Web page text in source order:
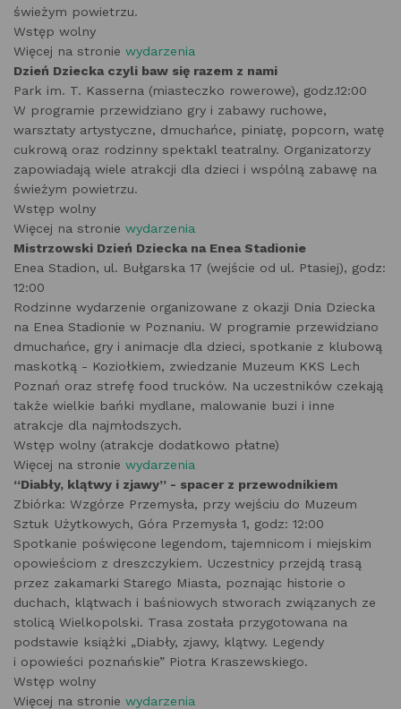
świeżym powietrzu.
Wstęp wolny
Więcej na stronie wydarzenia
Dzień Dziecka czyli baw się razem z nami
Park im. T. Kasserna (miasteczko rowerowe), godz.12:00
W programie przewidziano gry i zabawy ruchowe,
warsztaty artystyczne, dmuchańce, piniatę, popcorn, watę
cukrową oraz rodzinny spektakl teatralny. Organizatorzy
zapowiadają wiele atrakcji dla dzieci i wspólną zabawę na
świeżym powietrzu.
Wstęp wolny
Więcej na stronie wydarzenia
Mistrzowski Dzień Dziecka na Enea Stadionie
Enea Stadion, ul. Bułgarska 17 (wejście od ul. Ptasiej), godz:
12:00
Rodzinne wydarzenie organizowane z okazji Dnia Dziecka
na Enea Stadionie w Poznaniu. W programie przewidziano
dmuchańce, gry i animacje dla dzieci, spotkanie z klubową
maskotką - Koziołkiem, zwiedzanie Muzeum KKS Lech
Poznań oraz strefę food trucków. Na uczestników czekają
także wielkie bańki mydlane, malowanie buzi i inne
atrakcje dla najmłodszych.
Wstęp wolny (atrakcje dodatkowo płatne)
Więcej na stronie wydarzenia
“Diabły, klątwy i zjawy” - spacer z przewodnikiem
Zbiórka: Wzgórze Przemysła, przy wejściu do Muzeum
Sztuk Użytkowych, Góra Przemysła 1, godz: 12:00
Spotkanie poświęcone legendom, tajemnicom i miejskim
opowieściom z dreszczykiem. Uczestnicy przejdą trasą
przez zakamarki Starego Miasta, poznając historie o
duchach, klątwach i baśniowych stworach związanych ze
stolicą Wielkopolski. Trasa została przygotowana na
podstawie książki „Diabły, zjawy, klątwy. Legendy
i opowieści poznańskie” Piotra Kraszewskiego.
Wstęp wolny
Więcej na stronie wydarzenia